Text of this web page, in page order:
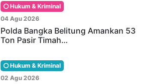
Hukum & Kriminal
04 Agu 2026
Polda Bangka Belitung Amankan 53
Ton Pasir Timah…
Hukum & Kriminal
02 Agu 2026